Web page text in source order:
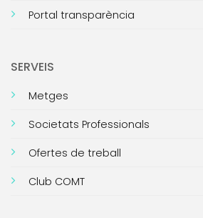
Portal transparència
SERVEIS
Metges
Societats Professionals
Ofertes de treball
Club COMT